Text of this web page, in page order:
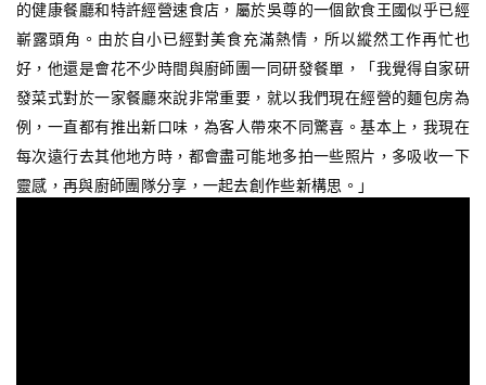
的健康餐廳和特許經營速食店，屬於吳尊的一個飲食王國似乎已經
嶄露頭角。由於自小已經對美食充滿熱情，所以縱然工作再忙也
好，他還是會花不少時間與廚師團一同研發餐單，「我覺得自家研
發菜式對於一家餐廳來說非常重要，就以我們現在經營的麵包房為
例，一直都有推出新口味，為客人帶來不同驚喜。基本上，我現在
每次遠行去其他地方時，都會盡可能地多拍一些照片，多吸收一下
靈感，再與廚師團隊分享，一起去創作些新構思。」